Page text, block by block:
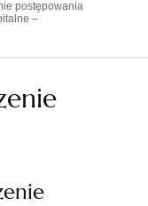
postępowania
–